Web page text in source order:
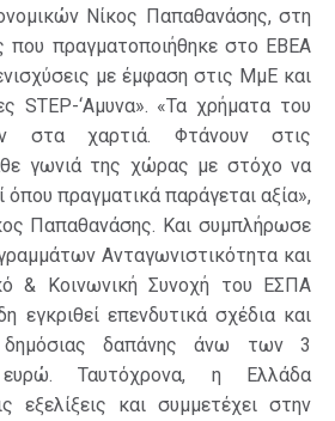
Νίκος Παπαθανάσης, στη
που πραγματοποιήθηκε στο ΕΒΕΑ
με έμφαση στις ΜμΕ και
STEP-‘Αμυνα». «Τα χρήματα του
στα χαρτιά. Φτάνουν στις
γωνιά της χώρας με στόχο να
όπου πραγματικά παράγεται αξία»,
Παπαθανάσης. Και συμπλήρωσε
Ανταγωνιστικότητα και
& Κοινωνική Συνοχή του ΕΣΠΑ
εγκριθεί επενδυτικά σχέδια και
δημόσιας δαπάνης άνω των 3
ευρώ. Ταυτόχρονα, η Ελλάδα
εξελίξεις και συμμετέχει στην